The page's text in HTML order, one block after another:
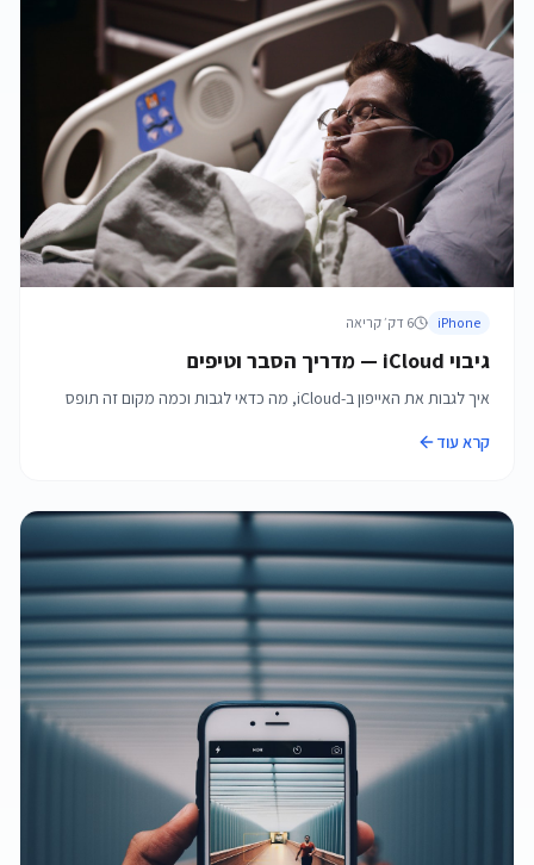
iPhone
6 דק׳ קריאה
גיבוי iCloud — מדריך הסבר וטיפים
איך לגבות את האייפון ב-iCloud, מה כדאי לגבות וכמה מקום זה תופס
קרא עוד